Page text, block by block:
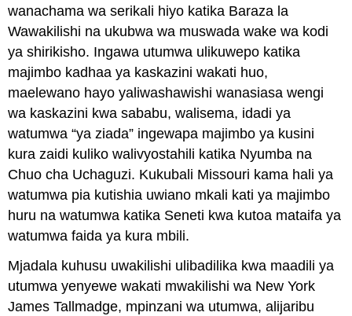
wanachama wa serikali hiyo katika Baraza la
Wawakilishi na ukubwa wa muswada wake wa kodi
ya shirikisho. Ingawa utumwa ulikuwepo katika
majimbo kadhaa ya kaskazini wakati huo,
maelewano hayo yaliwashawishi wanasiasa wengi
wa kaskazini kwa sababu, walisema, idadi ya
watumwa “ya ziada” ingewapa majimbo ya kusini
kura zaidi kuliko walivyostahili katika Nyumba na
Chuo cha Uchaguzi. Kukubali Missouri kama hali ya
watumwa pia kutishia uwiano mkali kati ya majimbo
huru na watumwa katika Seneti kwa kutoa mataifa ya
watumwa faida ya kura mbili.
Mjadala kuhusu uwakilishi ulibadilika kwa maadili ya
utumwa yenyewe wakati mwakilishi wa New York
James Tallmadge, mpinzani wa utumwa, alijaribu